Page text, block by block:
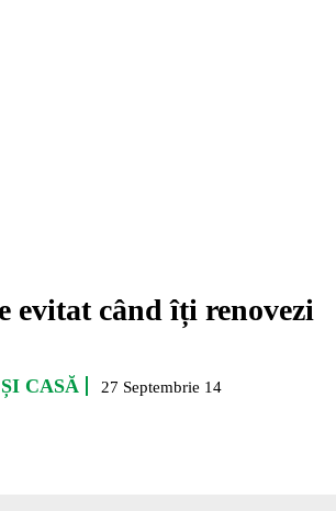
evitat când îți renovezi
CASĂ 27 Septembrie 14